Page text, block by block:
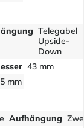
Telegabel
Upside-
Down
43 mm
mm
Aufhängung